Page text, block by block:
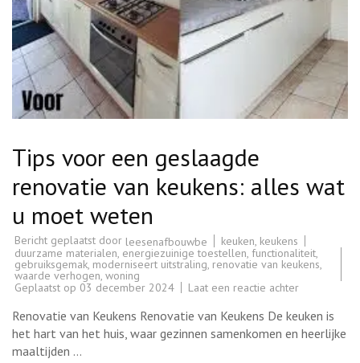
Tips voor een geslaagde
renovatie van keukens: alles wat
u moet weten
Bericht geplaatst door leesenafbouwbe keuken, keukens
duurzame materialen, energiezuinige toestellen, functionaliteit,
gebruiksgemak, moderniseert uitstraling, renovatie van keukens,
waarde verhogen, woning
Geplaatst op 03 december 2024 Laat een reactie achterop
voor
een
geslaagde
renovatie
Renovatie van Keukens Renovatie van Keukens De keuken is
het hart van het huis, waar gezinnen samenkomen en heerlijke
maaltijden …